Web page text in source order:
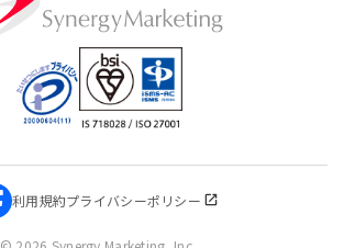
利用規約プライバシーポリシー